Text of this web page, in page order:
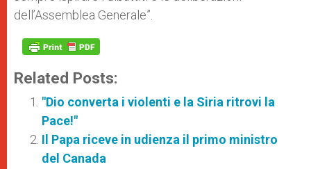
dell’Assemblea Generale”.
Related Posts:
"Dio converta i violenti e la Siria ritrovi la
Pace!"
Il Papa riceve in udienza il primo ministro
del Canada